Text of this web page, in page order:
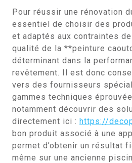
Pour réussir une rénovation
essentiel de choisir des
et adaptés aux contraintes
qualité de la **peinture
déterminant dans la
revêtement. Il est donc
vers des fournisseurs
gammes techniques
notamment découvrir des
directement ici : https://
bon produit associé à une
permet d’obtenir un résultat
même sur une ancienne